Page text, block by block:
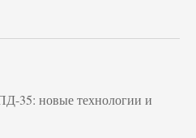
35: новые технологии и